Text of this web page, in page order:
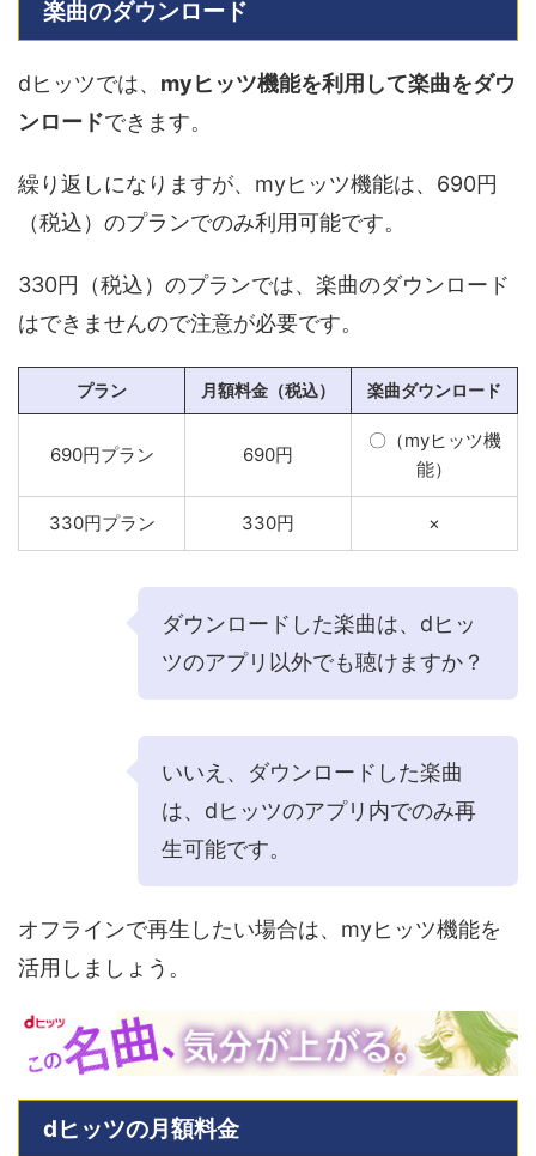
楽曲のダウンロード
dヒッツでは、 myヒッツ機能を利用して楽曲をダウ
ンロードできます。
繰り返しになりますが、myヒッツ機能は、690円
（税込）のプランでのみ利用可能です。
330円（税込）のプランでは、楽曲のダウンロード
はできませんので注意が必要です。
プラン 月額料金（税込） 楽曲ダウンロード
690円プラン 690円
〇（myヒッツ機
能）
330円プラン 330円 ×
ダウンロードした楽曲は、dヒッ
ツのアプリ以外でも聴けますか？
いいえ、ダウンロードした楽曲
は、dヒッツのアプリ内でのみ再
生可能です。
オフラインで再生したい場合は、myヒッツ機能を
活用しましょう。
dヒッツの月額料金